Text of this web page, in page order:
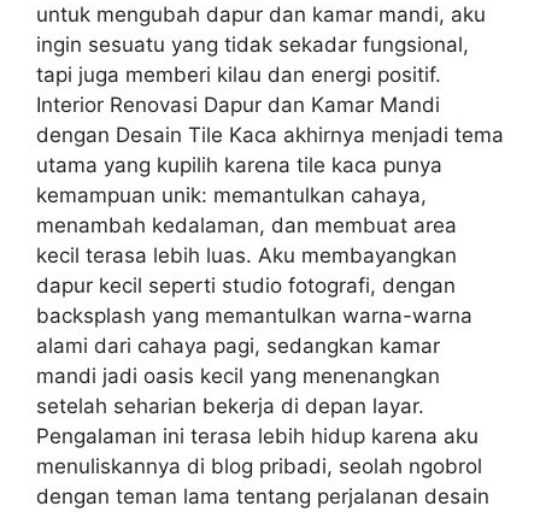
untuk mengubah dapur dan kamar mandi, aku
ingin sesuatu yang tidak sekadar fungsional,
tapi juga memberi kilau dan energi positif.
Interior Renovasi Dapur dan Kamar Mandi
dengan Desain Tile Kaca akhirnya menjadi tema
utama yang kupilih karena tile kaca punya
kemampuan unik: memantulkan cahaya,
menambah kedalaman, dan membuat area
kecil terasa lebih luas. Aku membayangkan
dapur kecil seperti studio fotografi, dengan
backsplash yang memantulkan warna-warna
alami dari cahaya pagi, sedangkan kamar
mandi jadi oasis kecil yang menenangkan
setelah seharian bekerja di depan layar.
Pengalaman ini terasa lebih hidup karena aku
menuliskannya di blog pribadi, seolah ngobrol
dengan teman lama tentang perjalanan desain